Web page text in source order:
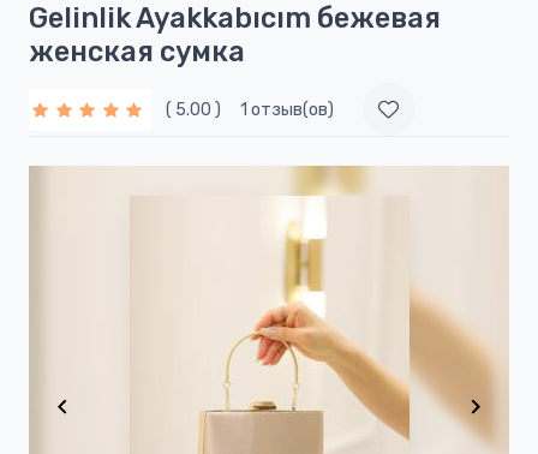
Gelinlik Ayakkabıcım бежевая
женская сумка
( 5.00 ) 1 отзыв(ов)